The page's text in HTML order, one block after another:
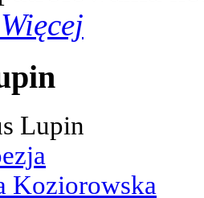
Lupin
Koziorowska